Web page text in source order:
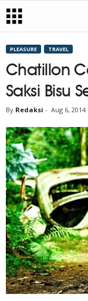
PLEASURE TRAVEL
Chatillon
Saksi Bisu
By Redaksi - Aug 6, 2014